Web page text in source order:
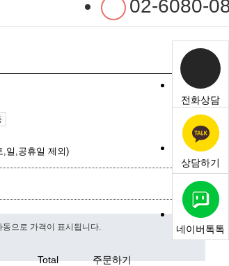
전화상담
상담하기
네이버톡톡
02-6080-
,일,공휴일 제외)
으로 가격이 표시됩니다.
Total
주문하기